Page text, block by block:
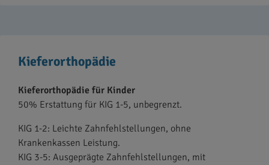
Kieferorthopädie
Kieferorthopädie für Kinder
50% Erstattung für KIG 1-5, unbegrenzt.
KIG 1-2: Leichte Zahnfehlstellungen, ohne
Krankenkassen Leistung.
KIG 3-5: Ausgeprägte Zahnfehlstellungen, mit